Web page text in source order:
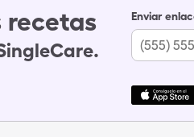
recetas Enviar